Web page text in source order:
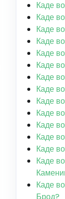
Каде
Каде
Каде
Каде
Каде
Каде
Каде
Каде
Каде
Каде
Каде
Каде
Каде
Каде
Каде